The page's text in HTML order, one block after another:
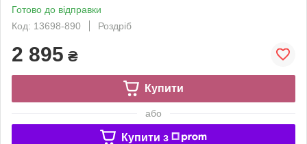
Готово до відправки
Код: 13698-890
Роздріб
2 895 ₴
Купити
або
Купити з